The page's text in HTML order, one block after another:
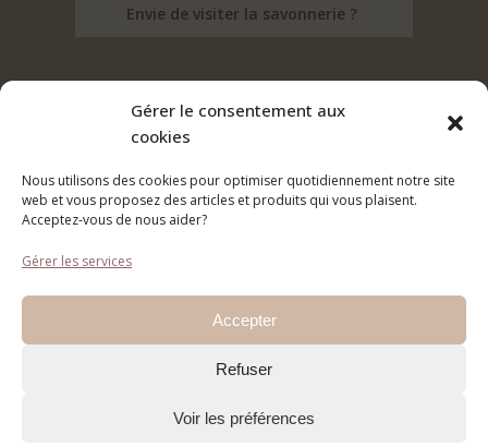
Gérer le consentement aux
cookies
Nous utilisons des cookies pour optimiser quotidiennement notre site
web et vous proposez des articles et produits qui vous plaisent.
Acceptez-vous de nous aider?
Gérer les services
Accepter
Refuser
Voir les préférences
Envie de visiter la savonnerie ?
© Copyright 2023 - Le Vrai Sens Savonnerie - All Rights Reserved -